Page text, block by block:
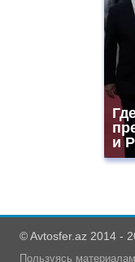
и
© Avtosfer.az 2014 -
Пользуясь